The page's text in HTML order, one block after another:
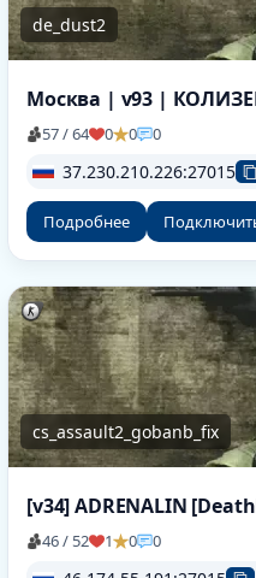
de_dust2
57 / 64 0 0 0
37.230.210.226:27015
Подробнее
cs_assault2_gobanb_fix
[v34] ADRENALIN
46 / 52 1 0 0